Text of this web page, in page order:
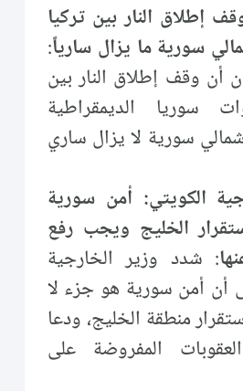
إطلاق النار بين تركيا
سورية ما يزال سارياً:
أن وقف إطلاق النار بين
سوريا الديمقراطية
سورية لا يزال ساري
الكويتي: أمن سورية
الخليج ويجب رفع
: شدد وزير الخارجية
أن أمن سورية هو جزء لا
منطقة الخليج، ودعا
المفروضة على